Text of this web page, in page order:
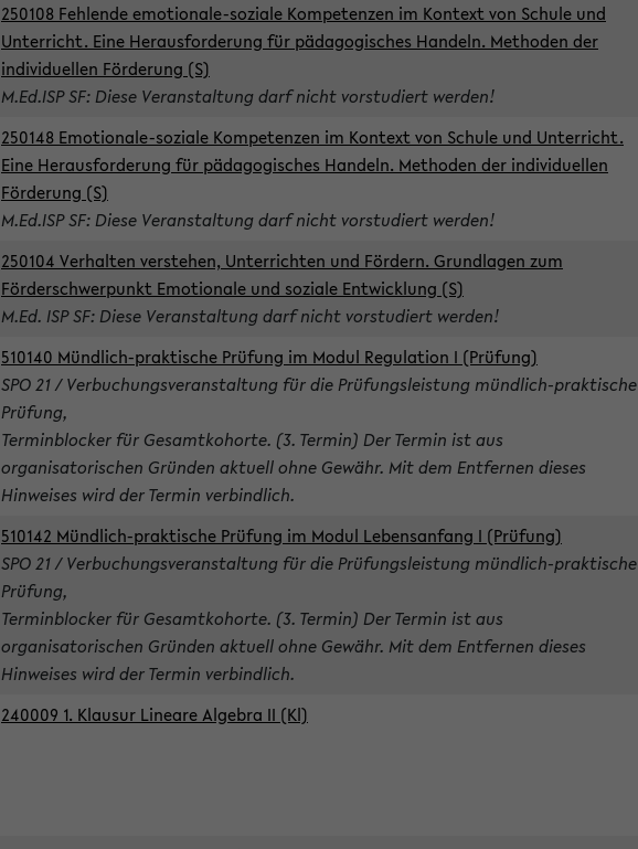
250108 Fehlende emotionale-soziale Kompetenzen im Kontext von Schule und
Unterricht. Eine Herausforderung für pädagogisches Handeln. Methoden der
individuellen Förderung (S)
M.Ed.ISP SF: Diese Veranstaltung darf nicht vorstudiert werden!
250148 Emotionale-soziale Kompetenzen im Kontext von Schule und Unterricht.
Eine Herausforderung für pädagogisches Handeln. Methoden der individuellen
Förderung (S)
M.Ed.ISP SF: Diese Veranstaltung darf nicht vorstudiert werden!
250104 Verhalten verstehen, Unterrichten und Fördern. Grundlagen zum
Förderschwerpunkt Emotionale und soziale Entwicklung (S)
M.Ed. ISP SF: Diese Veranstaltung darf nicht vorstudiert werden!
510140 Mündlich-praktische Prüfung im Modul Regulation I (Prüfung)
SPO 21 / Verbuchungsveranstaltung für die Prüfungsleistung mündlich-praktische
Prüfung,
Terminblocker für Gesamtkohorte. (3. Termin) Der Termin ist aus
organisatorischen Gründen aktuell ohne Gewähr. Mit dem Entfernen dieses
Hinweises wird der Termin verbindlich.
510142 Mündlich-praktische Prüfung im Modul Lebensanfang I (Prüfung)
SPO 21 / Verbuchungsveranstaltung für die Prüfungsleistung mündlich-praktische
Prüfung,
Terminblocker für Gesamtkohorte. (3. Termin) Der Termin ist aus
organisatorischen Gründen aktuell ohne Gewähr. Mit dem Entfernen dieses
Hinweises wird der Termin verbindlich.
240009 1. Klausur Lineare Algebra II (Kl)